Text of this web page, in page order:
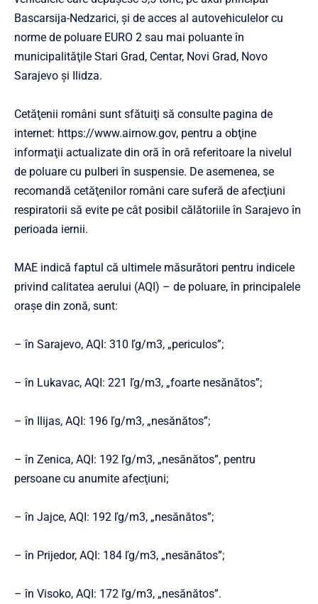
Bascarsija-Nedzarici, şi de acces al autovehiculelor cu
norme de poluare EURO 2 sau mai poluante în
municipalităţile Stari Grad, Centar, Novi Grad, Novo
Sarajevo şi Ilidza.
Cetăţenii români sunt sfătuiţi să consulte pagina de
internet: https://www.airnow.gov, pentru a obţine
informaţii actualizate din oră în oră referitoare la nivelul
de poluare cu pulberi în suspensie. De asemenea, se
recomandă cetăţenilor români care suferă de afecţiuni
respiratorii să evite pe cât posibil călătoriile în Sarajevo în
perioada iernii.
MAE indică faptul că ultimele măsurători pentru indicele
privind calitatea aerului (AQI) – de poluare, în principalele
oraşe din zonă, sunt:
– în Sarajevo, AQI: 310 ľg/m3, „periculos”;
– în Lukavac, AQI: 221 ľg/m3, „foarte nesănătos”;
– în Ilijas, AQI: 196 ľg/m3, „nesănătos”;
– în Zenica, AQI: 192 ľg/m3, „nesănătos”, pentru
persoane cu anumite afecţiuni;
– în Jajce, AQI: 192 ľg/m3, „nesănătos”;
– în Prijedor, AQI: 184 ľg/m3, „nesănătos”;
– în Visoko, AQI: 172 ľg/m3, „nesănătos”.